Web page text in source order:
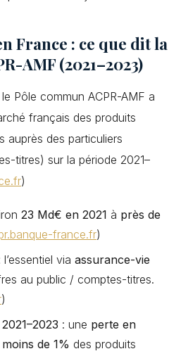
France : ce que dit la
AMF (2021–2023)
Pôle commun ACPR-AMF a
français des produits
auprès des particuliers
titres) sur la période 2021–
)
23 Md€ en 2021 à près de
france.fr)
l’essentiel viaassurance-vie
au public / comptes-titres.
)
: une perte en
moins de 1% des produits